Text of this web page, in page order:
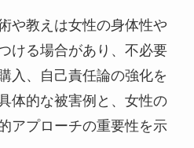
や教えは女性の身体性や
ける場合があり、不必要
入、自己責任論の強化を
体的な被害例と、女性の
アプローチの重要性を示